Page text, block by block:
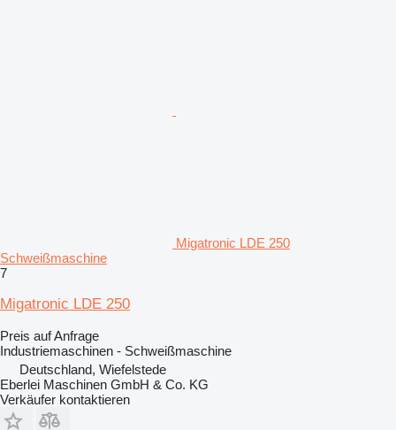
Migatronic LDE 250
Schweißmaschine
7
Migatronic LDE 250
Preis auf Anfrage
Industriemaschinen - Schweißmaschine
Deutschland, Wiefelstede
Eberlei Maschinen GmbH & Co. KG
Verkäufer kontaktieren